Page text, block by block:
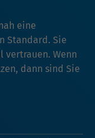
eine
Standard. Sie
vertrauen. Wenn
dann sind Sie